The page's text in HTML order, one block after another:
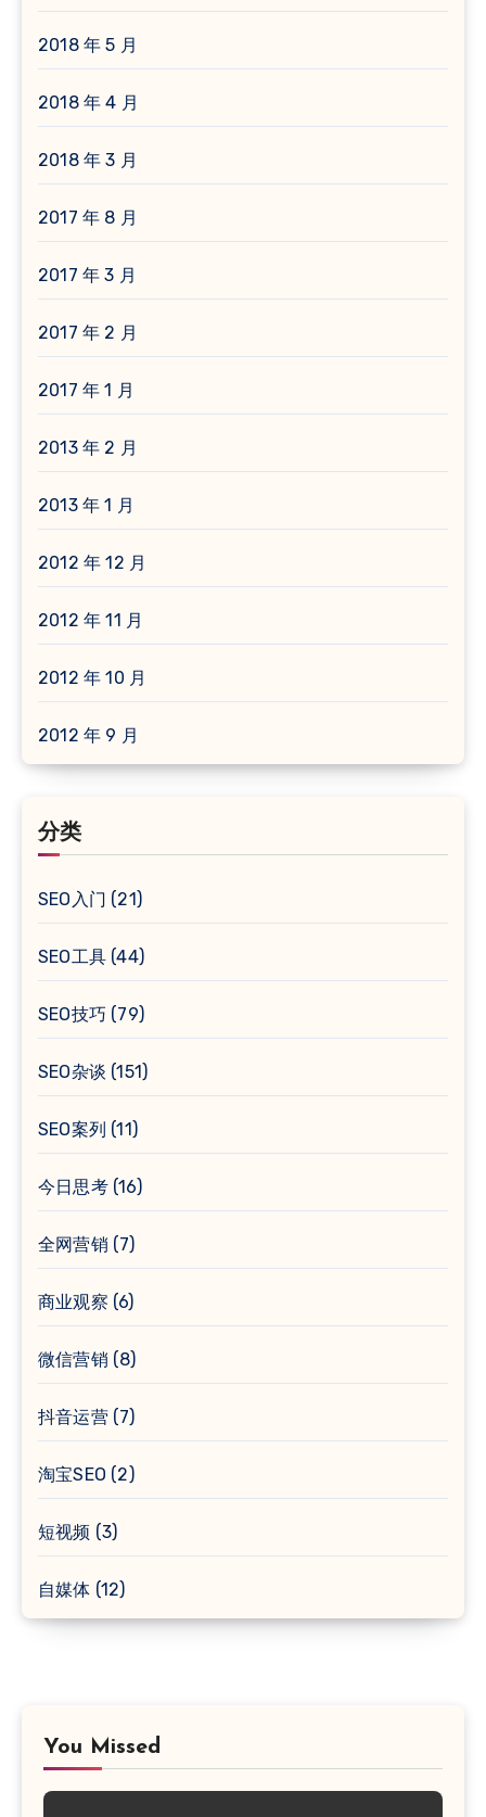
2018 年 5 月
2018 年 4 月
2018 年 3 月
2017 年 8 月
2017 年 3 月
2017 年 2 月
2017 年 1 月
2013 年 2 月
2013 年 1 月
2012 年 12 月
2012 年 11 月
2012 年 10 月
2012 年 9 月
分类
SEO入门 (21)
SEO工具 (44)
SEO技巧 (79)
SEO杂谈 (151)
SEO案列 (11)
今日思考(16)
全网营销 (7)
商业观察 (6)
微信营销 (8)
抖音运营(7)
淘宝SEO (2)
短视频 (3)
自媒体 (12)
You Missed